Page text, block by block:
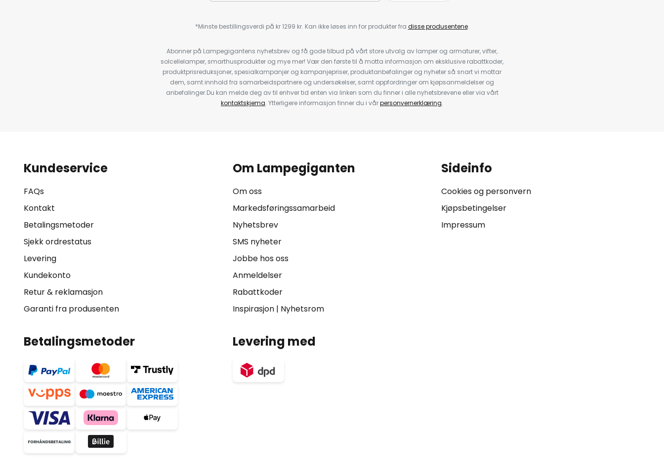
*Minste bestillingsverdi på kr 1299 kr. Kan ikke løses inn for produkter fra disse produsentene.
Abonner på Lampegigantens nyhetsbrev og få gode tilbud på vårt store utvalg av lamper og armaturer, vifter,
solcellelamper, smarthusprodukter og mye mer! Vær den første til å motta informasjon om eksklusive rabattkoder,
produktprisreduksjoner, spesialkampanjer og kampanjepriser, produktanbefalinger og nyheter så snart vi mottar
dem, samt innhold fra samarbeidspartnere og undersøkelser, samt oppfordringer om kjøpsanmeldelser og
anbefalinger.Du kan melde deg av til enhver tid enten via linken som du finner i alle nyhetsbrevene eller via vårt
kontaktskjema. Ytterligere informasjon finner du i vårpersonvernerklæring.
Kundeservice
FAQs
Kontakt
Betalingsmetoder
Sjekk ordrestatus
Levering
Kundekonto
Retur & reklamasjon
Garanti fra produsenten
Om Lampegiganten
Om oss
Markedsføringssamarbeid
Nyhetsbrev
SMS nyheter
Jobbe hos oss
Anmeldelser
Rabattkoder
Inspirasjon| Nyhetsrom
Sideinfo
Cookies og personvern
Kjøpsbetingelser
Impressum
Betalingsmetoder Levering med